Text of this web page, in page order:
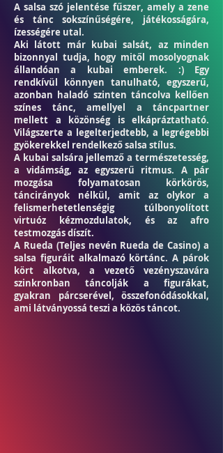
A salsa szó jelentése fűszer, amely a zene
és tánc sokszínűségére, játékosságára,
ízességére utal.
Aki látott már kubai salsát, az minden
bizonnyal tudja, hogy mitől mosolyognak
állandóan a kubai emberek. :) Egy
rendkívül könnyen tanulható, egyszerű,
azonban haladó szinten táncolva kellően
színes tánc, amellyel a táncpartner
mellett a közönség is elkápráztatható.
Világszerte a legelterjedtebb, a legrégebbi
gyökerekkel rendelkező salsa stílus.
A kubai salsára jellemző a természetesség,
a vidámság, az egyszerű ritmus. A pár
mozgása folyamatosan körkörös,
táncirányok nélkül, amit az olykor a
felismerhetetlenségig túlbonyolított
virtuóz kézmozdulatok, és az afro
testmozgás díszít.
A Rueda (Teljes nevén Rueda de Casino) a
salsa figuráit alkalmazó körtánc. A párok
kört alkotva, a vezető vezényszavára
szinkronban táncolják a figurákat,
gyakran párcserével, összefonódásokkal,
ami látványossá teszi a közös táncot.